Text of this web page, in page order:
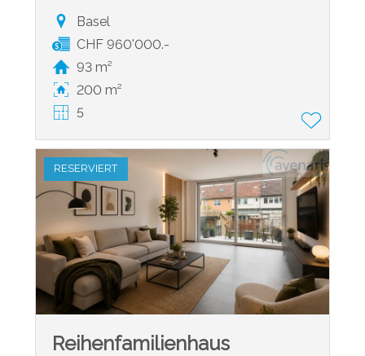
Basel
CHF 960'000.-
93 m²
200 m²
5
RESERVIERT
Reihenfamilienhaus